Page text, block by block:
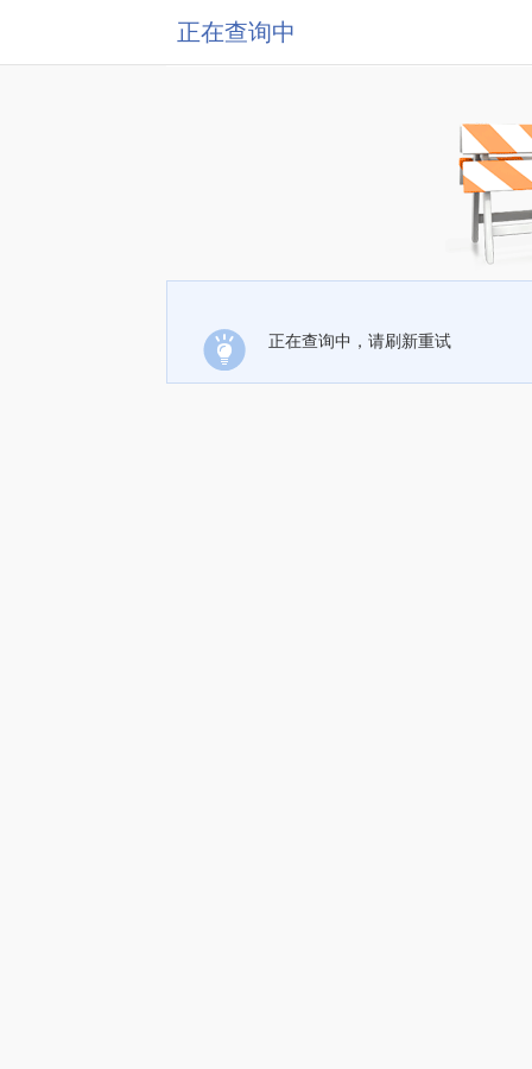
正在查询中
正在查询中，请刷新重试